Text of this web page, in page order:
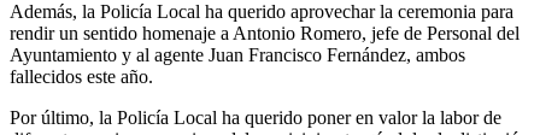
Además, la Policía Local ha querido aprovechar la ceremonia para
rendir un sentido homenaje a Antonio Romero, jefe de Personal del
Ayuntamiento y al agente Juan Francisco Fernández, ambos
fallecidos este año.
Por último, la Policía Local ha querido poner en valor la labor de